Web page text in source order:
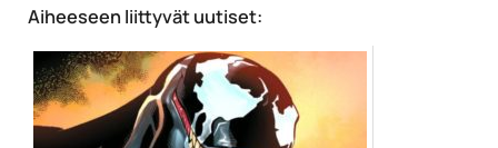
Aiheeseen liittyvät uutiset: